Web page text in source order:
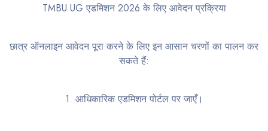
TMBU UG एडमिशन 2026 के लिए आवेदन प्रक्रिया
छात्र ऑनलाइन आवेदन पूरा करने के लिए इन आसान चरणों का पालन कर
सकते हैं:
1. आधिकारिक एडमिशन पोर्टल पर जाएँ।